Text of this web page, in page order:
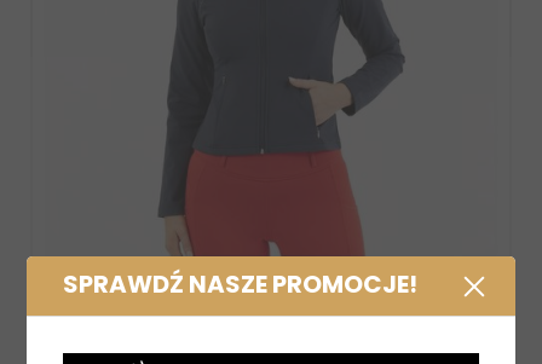
SPRAWDŹ NASZE PROMOCJE!
Kask Kep Cromo 2.0 - szeroki